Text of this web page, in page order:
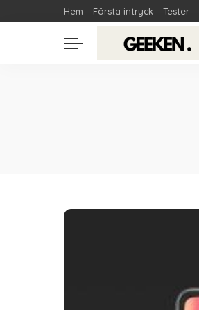
Hem Första intryck Tester